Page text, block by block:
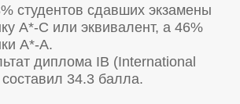
студентов сдавших экзамены
А*-С или эквивалент, а 46%
А*-А.
диплома IB (International
34.3 балла.